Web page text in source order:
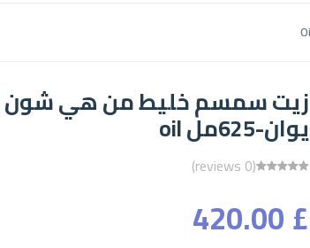
زيت سمسم خليط من هي شون
يوان-625مل oil
(0 reviews)
£ 420.00